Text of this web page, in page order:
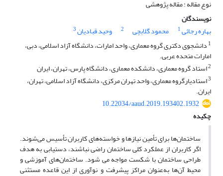
نوع مقاله : مقاله پژوهشی
نویسندگان
بهاره رجائی1 محمود گلابچی 2 وحید قبادیان3
1 دانشجوی دکتری گروه معماری، واحد امارات، دانشگاه آزاد اسلامی، دبی،
امارات متحده عربی.
2استاد گروه معماری، دانشکده معماری، دانشگاه پارس، تهران، ایران
3استادیارگروه معماری، واحد تهران مرکزی، دانشگاه آزاد اسلامی، تهران،
ایران.
10.22034/aaud.2019.193402.1932
چکیده
ساختمان‌ها برای تأمین نیازها و خواسته‌های کاربران تأسیس می‌شوند.
اگر کاربران از عملکرد کلی ساختمان راضی نباشند، دستیابی به هدف
طراحی ساختمان با شکست مواجه می شود. ساختمان‌های آموزشی و
محیط آن‌ها به‌عنوان مراکز پیشرفت و نوآوری از این قاعده مستثنی